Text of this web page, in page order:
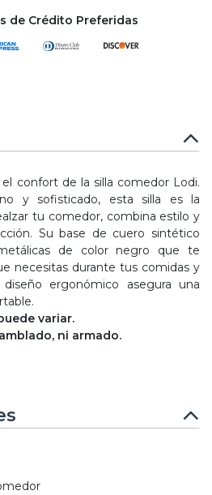
de Crédito Preferidas
confort de la silla comedor Lodi.
y sofisticado, esta silla es la
tu comedor, combina estilo y
Su base de cuero sintético
de color negro que te
necesitas durante tus comidas y
ergonómico asegura una
variar.
ni armado.